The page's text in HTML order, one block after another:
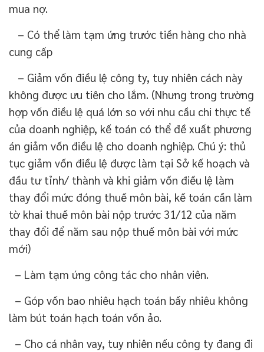
mua nợ.
– Có thể làm tạm ứng trước tiền hàng cho nhà
cung cấp
– Giảm vốn điều lệ công ty, tuy nhiên cách này
không được ưu tiên cho lắm. (Nhưng trong trường
hợp vốn điều lệ quá lớn so với nhu cầu chi thực tế
của doanh nghiệp, kế toán có thể đề xuất phương
án giảm vốn điều lệ cho doanh nghiệp. Chú ý: thủ
tục giảm vốn điều lệ được làm tại Sở kế hoạch và
đầu tư tỉnh/ thành và khi giảm vốn điều lệ làm
thay đổi mức đóng thuế môn bài, kế toán cần làm
tờ khai thuế môn bài nộp trước 31/12 của năm
thay đổi để năm sau nộp thuế môn bài với mức
mới)
– Làm tạm ứng công tác cho nhân viên.
– Góp vốn bao nhiêu hạch toán bấy nhiêu không
làm bút toán hạch toán vốn ảo.
– Cho cá nhân vay, tuy nhiên nếu công ty đang đi